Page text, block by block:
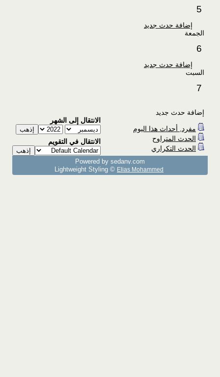
5
إضافة حدث جديد
الجمعة
6
إضافة حدث جديد
السبت
7
إضافة حدث جديد
مفرد, أحداث هذا اليوم
الحدث المتراوح
الحدث التكراري
الانتقال إلى الشهر
الانتقال في التقويم
Powered by sedany.com
Lightweight Styling © Elias Mohammed